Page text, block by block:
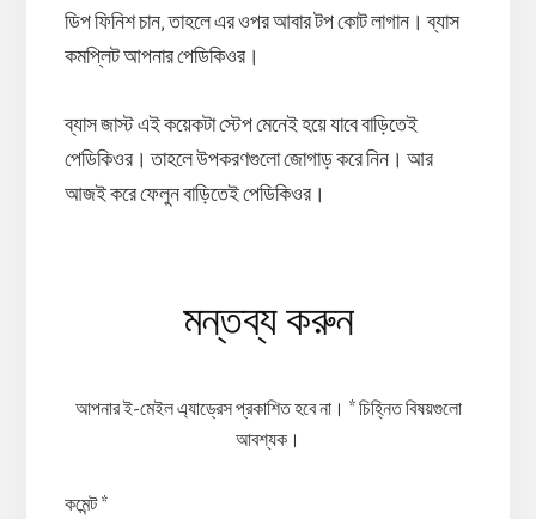
ডিপ ফিনিশ চান, তাহলে এর ওপর আবার টপ কোট লাগান। ব্যাস
কমপ্লিট আপনার পেডিকিওর।
ব্যাস জাস্ট এই কয়েকটা স্টেপ মেনেই হয়ে যাবে বাড়িতেই
পেডিকিওর। তাহলে উপকরণগুলো জোগাড় করে নিন। আর
আজই করে ফেলুন বাড়িতেই পেডিকিওর।
Interactions
মন্তব্য করুন
আপনার ই-মেইল এ্যাড্রেস প্রকাশিত হবে না। *চিহ্নিত বিষয়গুলো
আবশ্যক।
কমেন্ট*